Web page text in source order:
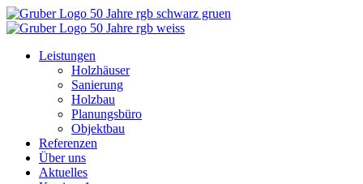
Leistungen
Holzhäuser
Sanierung
Holzbau
Planungsbüro
Objektbau
Referenzen
Über uns
Aktuelles